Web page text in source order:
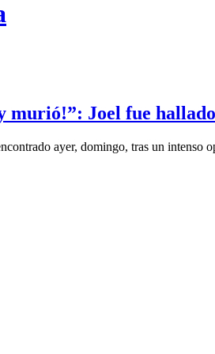
murió!”: Joel fue
ayer, domingo, tras un